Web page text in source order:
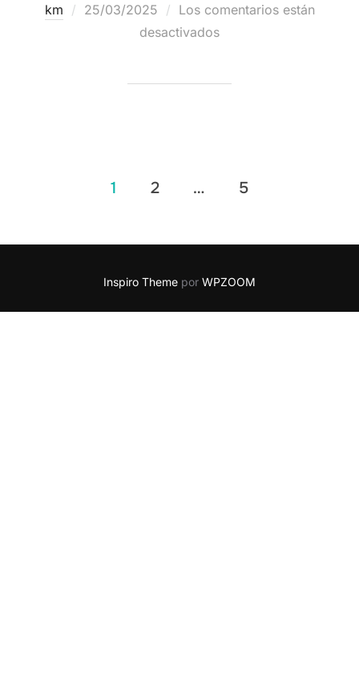
km
25/03/2025
Los comentarios están
desactivados
1 2 … 5
Inspiro Theme por WPZOOM